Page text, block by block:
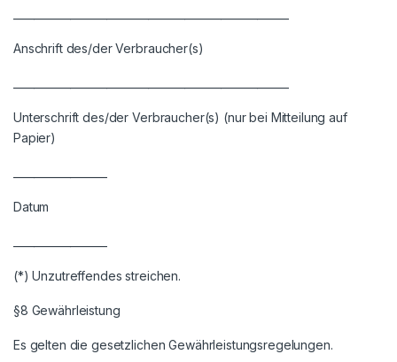
Anschrift des/der Verbraucher(s)
Unterschrift des/der Verbraucher(s) (nur bei Mitteilung auf
Papier)
Datum
(*) Unzutreffendes streichen.
§8 Gewährleistung
Es gelten die gesetzlichen Gewährleistungsregelungen.